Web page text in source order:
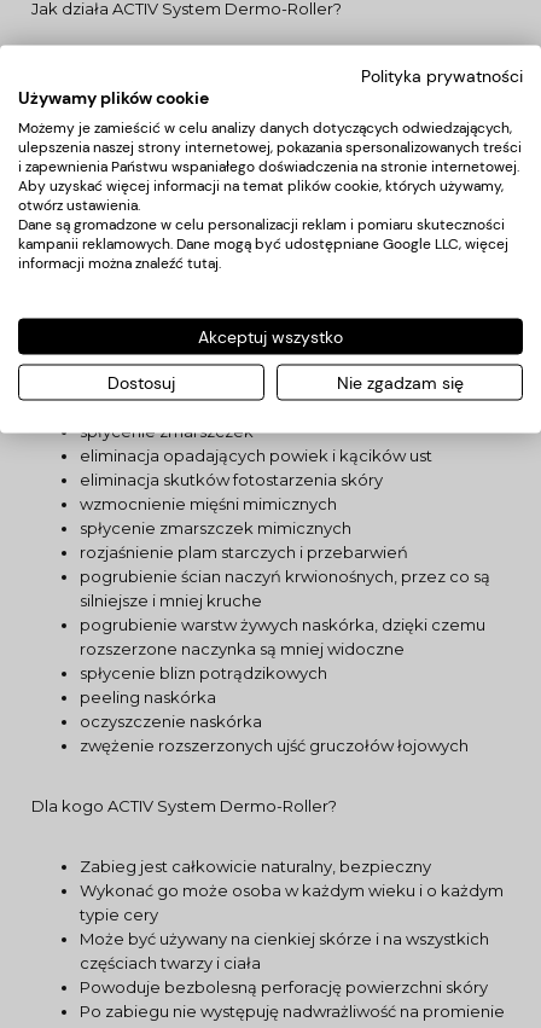
Jak działa ACTIV System Dermo-Roller?
zadaniem Derma Rollera jest usunięcie martwego
naskórka i rozluźnienie połączeń między jego
pobudza żywe warstwy skóry
prowadzi do wzrostu przepływu krwi w skórze i
pobudzeniu fibroblastów do syntezy kolagenu i
elastyny
każdy kolejny zabieg stopniowo spłyca rozstępy, blizny
poprawia kontur twarzy
Skutki działania ACTIV System Dermo- Rollera:
napięcia i elastyczności
spłycenie zmarszczek
eliminacja opadających powiek i kącików ust
eliminacja skutków fotostarzenia skóry
wzmocnienie mięśni mimicznych
spłycenie zmarszczek mimicznych
rozjaśnienie plam starczych i przebarwień
pogrubienie ścian naczyń krwionośnych, przez co są
silniejsze i mniej kruche
pogrubienie warstw żywych naskórka, dzięki czemu
rozszerzone naczynka są mniej widoczne
spłycenie blizn potrądzikowych
peeling naskórka
oczyszczenie naskórka
zwężenie rozszerzonych ujść gruczołów łojowych
Dla kogo ACTIV System Dermo-Roller?
Zabieg jest całkowicie naturalny, bezpieczny
Wykonać go może osoba w każdym wieku i o każdym
typie cery
Może być używany na cienkiej skórze i na wszystkich
częściach twarzy i ciała
Powoduje bezbolesną perforację powierzchni skóry
Po zabiegu nie występuję nadwrażliwość na promienie
Polityka prywatności
Używamy plików cookie
Możemy je zamieścić w celu analizy danych dotyczących odwiedzających,
ulepszenia naszej strony internetowej, pokazania spersonalizowanych treści
i zapewnienia Państwu wspaniałego doświadczenia na stronie internetowej.
Aby uzyskać więcej informacji na temat plików cookie, których używamy,
otwórz ustawienia.
Dane są gromadzone w celu personalizacji reklam i pomiaru skuteczności
kampanii reklamowych. Dane mogą być udostępniane Google LLC, więcej
informacji można znaleźć tutaj
Akceptuj wszystko
Dostosuj Nie zgadzam się